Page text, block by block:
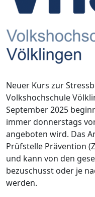
Neuer Kurs zur
Volkshochschule
September 2025
immer donnerstags
angeboten wird. Das
Prüfstelle Prävention
und kann von den
bezuschusst oder je
werden.